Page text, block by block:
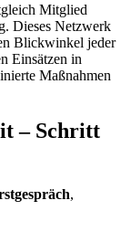
Mitglied
Dieses Netzwerk
Blickwinkel jeder
Einsätzen in
Maßnahmen
– Schritt
,